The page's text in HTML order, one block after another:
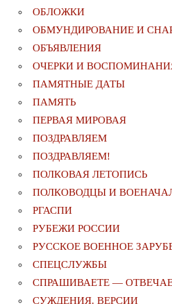
ОБЛОЖКИ
ОБМУНДИРОВАНИЕ И
ОБЪЯВЛЕНИЯ
ОЧЕРКИ И
ПАМЯТНЫЕ ДАТЫ
ПАМЯТЬ
ПЕРВАЯ МИРОВАЯ
ПОЗДРАВЛЯЕМ
ПОЗДРАВЛЯЕМ!
ПОЛКОВАЯ ЛЕТОПИСЬ
ПОЛКОВОДЦЫ И
РГАСПИ
РУБЕЖИ РОССИИ
РУССКОЕ ВОЕННОЕ
СПЕЦСЛУЖБЫ
СПРАШИВАЕТЕ —
СУЖДЕНИЯ. ВЕРСИИ